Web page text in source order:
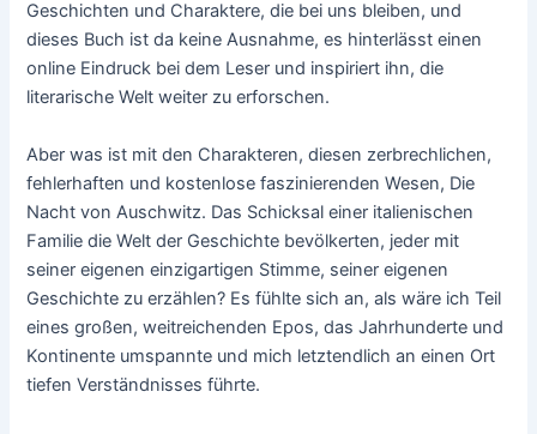
Geschichten und Charaktere, die bei uns bleiben, und
dieses Buch ist da keine Ausnahme, es hinterlässt einen
online Eindruck bei dem Leser und inspiriert ihn, die
literarische Welt weiter zu erforschen.
Aber was ist mit den Charakteren, diesen zerbrechlichen,
fehlerhaften und kostenlose faszinierenden Wesen, Die
Nacht von Auschwitz. Das Schicksal einer italienischen
Familie die Welt der Geschichte bevölkerten, jeder mit
seiner eigenen einzigartigen Stimme, seiner eigenen
Geschichte zu erzählen? Es fühlte sich an, als wäre ich Teil
eines großen, weitreichenden Epos, das Jahrhunderte und
Kontinente umspannte und mich letztendlich an einen Ort
tiefen Verständnisses führte.